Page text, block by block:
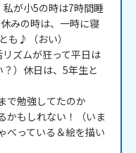
が小5の時は7時間睡
みの時は、一時に寝
も♪（おい）
ズムが狂って平日は
）休日は、5年生と
で勉強してたのか
かもしれない！（いま
べっている＆絵を描い